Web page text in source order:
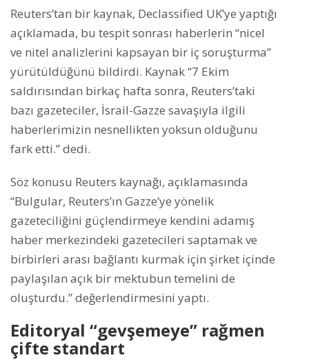
Reuters’tan bir kaynak, Declassified UK’ye yaptığı
açıklamada, bu tespit sonrası haberlerin “nicel
ve nitel analizlerini kapsayan bir iç soruşturma”
yürütüldüğünü bildirdi. Kaynak “7 Ekim
saldırısından birkaç hafta sonra, Reuters’taki
bazı gazeteciler, İsrail-Gazze savaşıyla ilgili
haberlerimizin nesnellikten yoksun olduğunu
fark etti.” dedi.
Söz konusu Reuters kaynağı, açıklamasında
“Bulgular, Reuters’ın Gazze’ye yönelik
gazeteciliğini güçlendirmeye kendini adamış
haber merkezindeki gazetecileri saptamak ve
birbirleri arası bağlantı kurmak için şirket içinde
paylaşılan açık bir mektubun temelini de
oluşturdu.” değerlendirmesini yaptı.
Editoryal “gevşemeye” rağmen
çifte standart